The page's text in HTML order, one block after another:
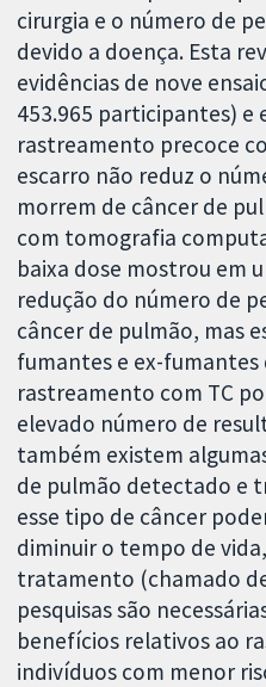
cirurgia e o número de
devido a doença. Esta
evidências de nove
453.965 participantes) e
rastreamento precoce
escarro não reduz o
morrem de câncer de
com tomografia
baixa dose mostrou em
redução do número de
câncer de pulmão, mas
fumantes e ex-fumantes
rastreamento com TC
elevado número de
também existem
de pulmão detectado e
esse tipo de câncer
diminuir o tempo de
tratamento (chamado
pesquisas são
benefícios relativos ao
indivíduos com menor